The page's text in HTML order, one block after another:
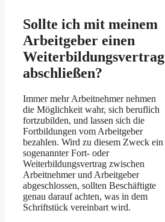
Sollte ich mit meinem
Arbeit­geber einen
Weiterbildungs­vertrag
ab­schließen?
Immer mehr Arbeitnehmer nehmen
die Möglichkeit wahr, sich beruflich
fortzubilden, und lassen sich die
Fortbildungen vom Arbeitgeber
bezahlen. Wird zu diesem Zweck ein
sogenannter Fort- oder
Weiterbildungsvertrag zwischen
Arbeitnehmer und Arbeitgeber
abgeschlossen, sollten Beschäftigte
genau darauf achten, was in dem
Schriftstück vereinbart wird.